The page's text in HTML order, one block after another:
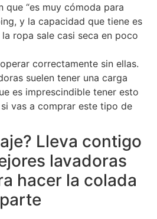
que “es muy cómoda para
y la capacidad que tiene es
ropa sale casi seca en poco
correctamente sin ellas.
suelen tener una carga
es imprescindible tener esto
vas a comprar este tipo de
Lleva contigo
lavadoras
hacer la colada